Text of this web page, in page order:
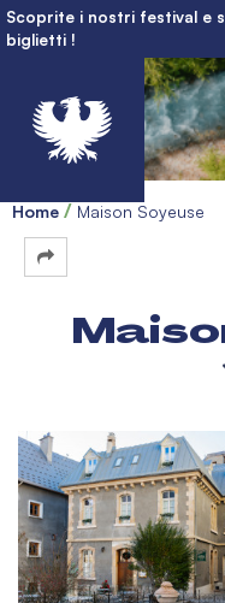
Scoprite i nostri festival e
biglietti !
Home Maison Soyeuse